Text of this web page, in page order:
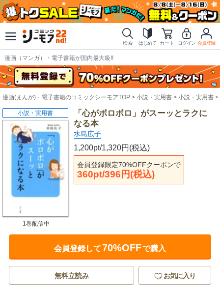
検索 はじめて カート ログイン 会員登録
漫画（マンガ）・電子書籍が国内最大級!!
漫画(まんが)・電子書籍のコミックシーモアTOP 小説・実用書 小説・実用書
「心がボロボロ」がスーッとラクに
なる本
水島広子
1,200pt/1,320円(税込)
会員登録限定70%OFFクーポンで
360pt/396円(税込)
小説・実用書
1巻配信中
会員登録して70%OFFで購入
無料立読み お気に入り